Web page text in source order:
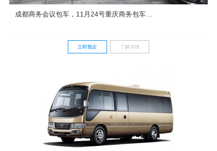
成都商务会议包车，11月24号重庆商务包车，
立即预定 了解详情